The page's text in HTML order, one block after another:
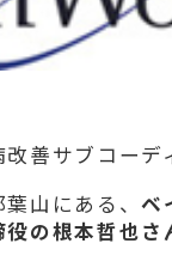
善サブコーデ
山にある、ベ
の根本哲也さ